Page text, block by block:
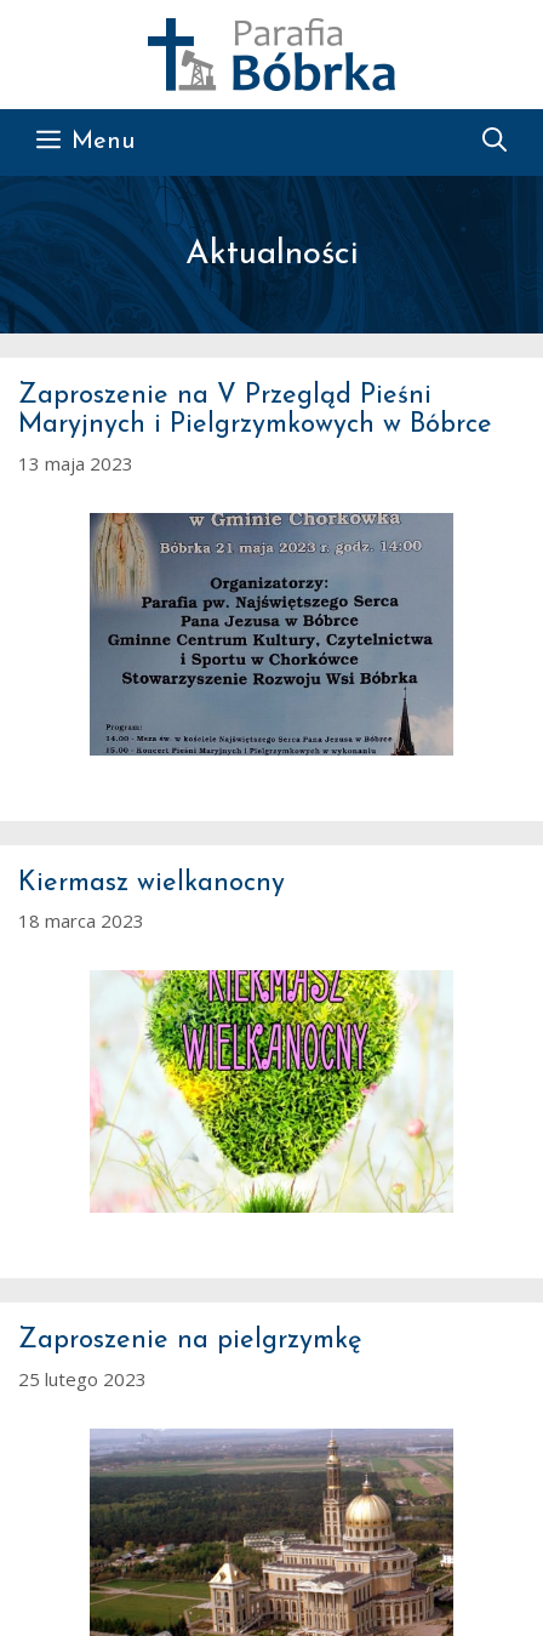
Menu
Aktualności
Zaproszenie na V Przegląd Pieśni
Maryjnych i Pielgrzymkowych w Bóbrce
13 maja 2023
Kiermasz wielkanocny
18 marca 2023
Zaproszenie na pielgrzymkę
25 lutego 2023